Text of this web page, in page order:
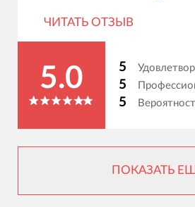
ЧИТАТЬ ОТЗЫВ
5.0 5
5
5
ПОКАЗАТЬ